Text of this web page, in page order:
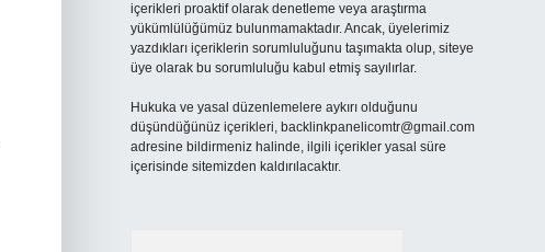
içerikleri proaktif olarak denetleme veya araştırma
yükümlülüğümüz bulunmamaktadır. Ancak, üyelerimiz
yazdıkları içeriklerin sorumluluğunu taşımakta olup, siteye
üye olarak bu sorumluluğu kabul etmiş sayılırlar.
Hukuka ve yasal düzenlemelere aykırı olduğunu
düşündüğünüz içerikleri, backlinkpanelicomtr@gmail.com
adresine bildirmeniz halinde, ilgili içerikler yasal süre
içerisinde sitemizden kaldırılacaktır.